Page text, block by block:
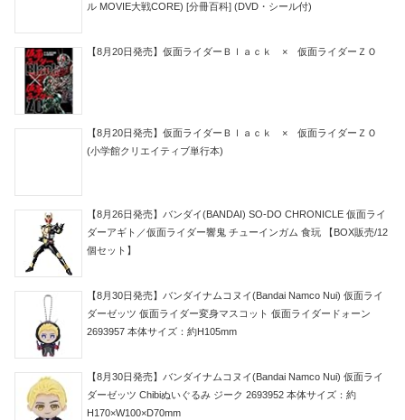
ル MOVIE大戦CORE) [分冊百科] (DVD・シール付)
【8月20日発売】仮面ライダーＢｌａｃｋ × 仮面ライダーＺＯ
【8月20日発売】仮面ライダーＢｌａｃｋ × 仮面ライダーＺＯ
(小学館クリエイティブ単行本)
【8月26日発売】バンダイ(BANDAI) SO-DO CHRONICLE 仮面ライ
ダーアギト／仮面ライダー響鬼 チューインガム 食玩 【BOX販売/12
個セット】
【8月30日発売】バンダイナムコヌイ(Bandai Namco Nui) 仮面ライ
ダーゼッツ 仮面ライダー変身マスコット 仮面ライダードォーン
2693957 本体サイズ：約H105mm
【8月30日発売】バンダイナムコヌイ(Bandai Namco Nui) 仮面ライ
ダーゼッツ Chibiぬいぐるみ ジーク 2693952 本体サイズ：約
H170×W100×D70mm